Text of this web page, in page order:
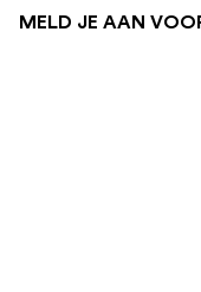
MELD JE AAN